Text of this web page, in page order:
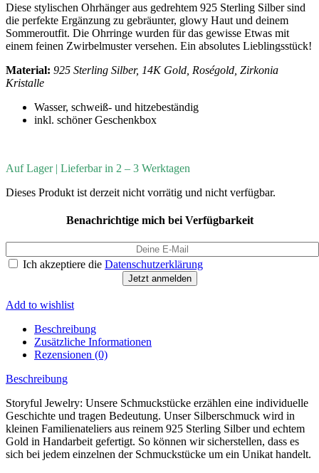
Diese stylischen Ohrhänger aus gedrehtem 925 Sterling Silber sind
die perfekte Ergänzung zu gebräunter, glowy Haut und deinem
Sommeroutfit. Die Ohrringe wurden für das gewisse Etwas mit
einem feinen Zwirbelmuster versehen. Ein absolutes Lieblingsstück!
Material: 925 Sterling Silber, 14K Gold, Roségold, Zirkonia
Kristalle
Wasser, schweiß- und hitzebeständig
inkl. schöner Geschenkbox
Auf Lager | Lieferbar in 2 – 3 Werktagen
Dieses Produkt ist derzeit nicht vorrätig und nicht verfügbar.
Benachrichtige mich bei Verfügbarkeit
Ich akzeptiere die Datenschutzerklärung
Jetzt anmelden
Add to wishlist
Beschreibung
Zusätzliche Informationen
Rezensionen (0)
Beschreibung
Storyful Jewelry: Unsere Schmuckstücke erzählen eine individuelle
Geschichte und tragen Bedeutung. Unser Silberschmuck wird in
kleinen Familienateliers aus reinem 925 Sterling Silber und echtem
Gold in Handarbeit gefertigt. So können wir sicherstellen, dass es
sich bei jedem einzelnen der Schmuckstücke um ein Unikat handelt.